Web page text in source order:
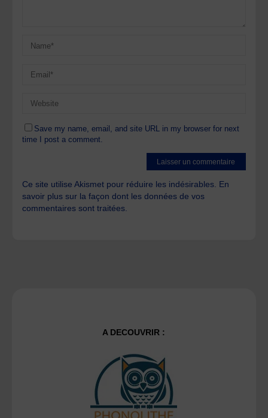
Save my name, email, and site URL in my browser for next
time I post a comment.
Ce site utilise Akismet pour réduire les indésirables. En
savoir plus sur la façon dont les données de vos
commentaires sont traitées
A DECOUVRIR :